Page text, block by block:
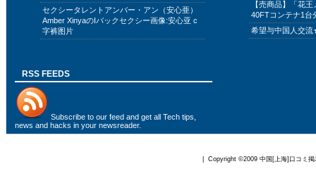
セクシータレントアンバー・アン（安心亜）
Amber XinyaのIバックセクシー画像:安心亚 c
字裤图片
【売商品】「花
40FTコンテナ1台
希望与中国人交
RSS FEEDS
Subscribe to our feed and get all Tech tips,
news and hacks in your newsreader.
| Copyright ©2009 中国[上海]口コミ掲